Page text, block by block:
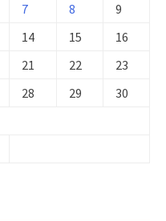
7 8
9
14 15
16
21 22
23
28 29
30